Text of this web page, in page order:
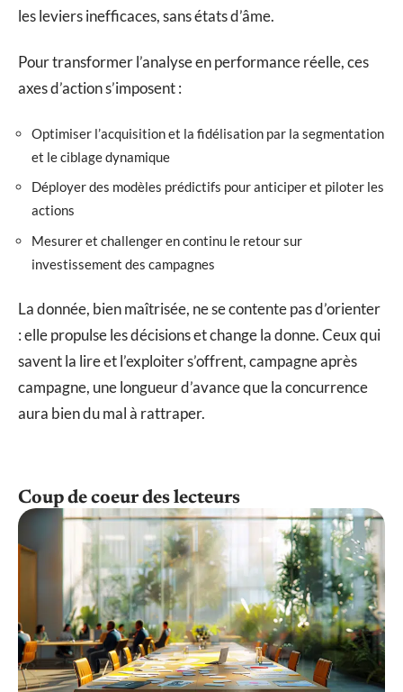
les leviers inefficaces, sans états d’âme.
Pour transformer l’analyse en performance réelle, ces
axes d’action s’imposent :
Optimiser l’acquisition et la fidélisation par la segmentation
et le ciblage dynamique
Déployer des modèles prédictifs pour anticiper et piloter les
actions
Mesurer et challenger en continu le retour sur
investissement des campagnes
La donnée, bien maîtrisée, ne se contente pas d’orienter
: elle propulse les décisions et change la donne. Ceux qui
savent la lire et l’exploiter s’offrent, campagne après
campagne, une longueur d’avance que la concurrence
aura bien du mal à rattraper.
Coup de coeur des lecteurs